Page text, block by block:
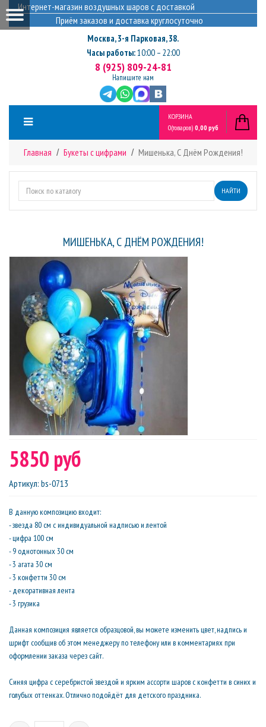
Интернет-магазин воздушных шаров с доставкой
Приём заказов и доставка круглосуточно
Москва,3-я Парковая, 38.
Часы работы:10:00 – 22:00
8 (925) 809-24-81
Напишите нам
КОРЗИНА
0(товаров) 0,00 руб
Главная Букеты с цифрами Мишенька, С Днём Рождения!
НАЙТИ
МИШЕНЬКА, С ДНЁМ РОЖДЕНИЯ!
5850 руб
Артикул: bs-0713
В данную композицию входит:
- звезда 80 см с индивидуальной надписью и лентой
- цифра 100 см
- 9 однотонных 30 см
- 3 агата 30 см
- 3 конфетти 30 см
- декоративная лента
- 3 грузика
Данная композиция является образцовой, вы можете изменить цвет, надпись и
шрифт сообщив об этом менеджеру по телефону или в комментариях при
оформлении заказа через сайт.
Синяя цифра с серебристой звездой и ярким ассорти шаров с конфетти в синих и
голубых оттенках. Отлично подойдёт для детского праздника.